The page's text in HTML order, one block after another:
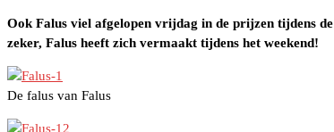
Ook Falus viel afgelopen vrijdag in de prijzen tijdens
zeker, Falus heeft zich vermaakt tijdens het weekend!
De falus van Falus